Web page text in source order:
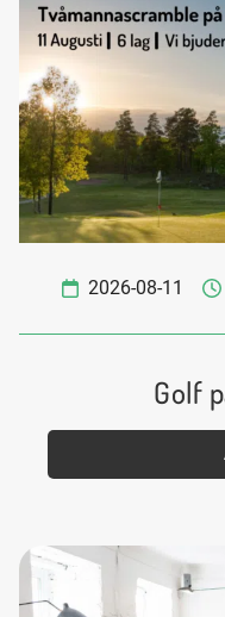
2026-08-11
Golf